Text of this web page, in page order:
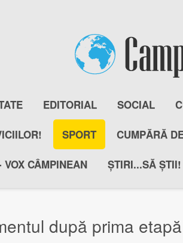
EDITORIAL SOCIAL
SPORT CUMPĂRĂ
CÂMPINEAN ȘTIRI...SĂ ȘTII!
după prima